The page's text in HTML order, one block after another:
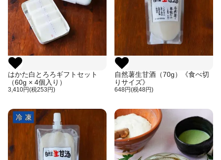
はかた白とろろギフトセット
（60g × 4個入り）
3,410円(税253円)
自然薯生甘酒（70g）《食べ切
りサイズ》
648円(税48円)